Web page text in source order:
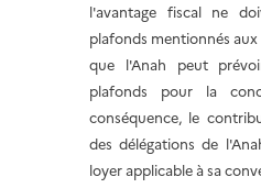
l'avantage fiscal ne
plafonds mentionnés aux
que l'Anah peut
plafonds pour la
conséquence, le
des délégations de
loyer applicable à sa